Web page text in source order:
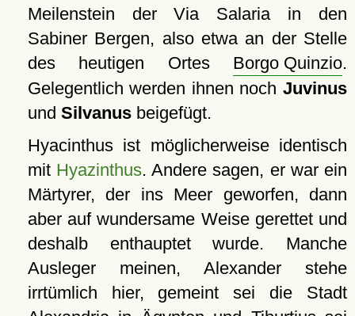
Meilenstein der Via Salaria in den
Sabiner Bergen, also etwa an der Stelle
des heutigen Ortes Borgo Quinzio.
Gelegentlich werden ihnen noch Juvinus
und Silvanusbeigefügt.
Hyacinthus ist möglicherweise identisch
mit Hyazinthus. Andere sagen, er war ein
Märtyrer, der ins Meer geworfen, dann
aber auf wundersame Weise gerettet und
deshalb enthauptet wurde. Manche
Ausleger meinen, Alexander stehe
irrtümlich hier, gemeint sei die Stadt